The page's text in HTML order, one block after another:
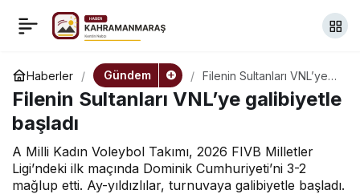
Haberler Gündem
Filenin Sultanları VNL’ye
galibiyetle başladı
Filenin Sultanları VNL’ye galibiyetle
başladı
A Milli Kadın Voleybol Takımı, 2026 FIVB Milletler
Ligi’ndeki ilk maçında Dominik Cumhuriyeti’ni 3-2
mağlup etti. Ay-yıldızlılar, turnuvaya galibiyetle başladı.
Mansur Yavaş’tan TİHEK
Başkanı Vasip Şahin’e
hayırlı olsun ziyareti
Paylaş